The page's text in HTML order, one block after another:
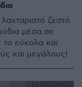
ζεστό
μέσα σε
εύκολα και
και μεγάλους!